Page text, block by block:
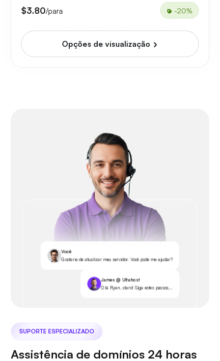
$3.80/para -20%
Opções de visualização
Você
Gostaria de atualizar meu servidor. Você pode me ajudar?
James @ Ultahost
Olá Ryan, claro! Siga estes passos...
SUPORTE ESPECIALIZADO
Assistência de domínios 24 horas